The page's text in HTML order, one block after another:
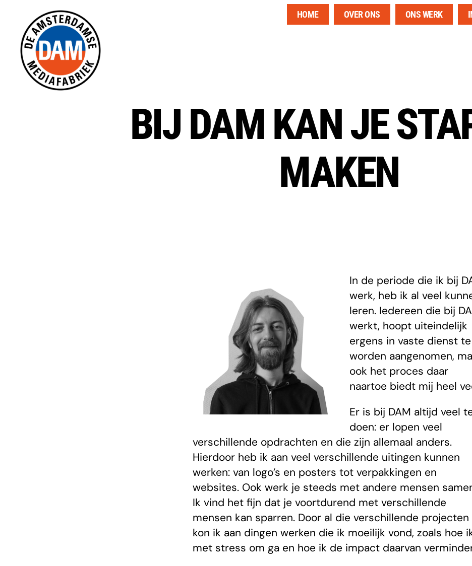
HOME OVER ONS ONS WERK
BIJ DAM KAN JE
MAKEN
In de periode die ik bij
werk, heb ik al veel
leren. Iedereen die bij
werkt, hoopt uiteindelijk
ergens in vaste dienst te
worden aangenomen,
ook het proces daar
naartoe biedt mij heel
Er is bij DAM altijd veel
doen: er lopen veel
verschillende opdrachten en die zijn allemaal anders.
Hierdoor heb ik aan veel verschillende uitingen kunnen
werken: van logo’s en posters tot verpakkingen en
websites. Ook werk je steeds met andere mensen
Ik vind het fijn dat je voortdurend met verschillende
mensen kan sparren. Door al die verschillende projecten
kon ik aan dingen werken die ik moeilijk vond, zoals hoe
met stress om ga en hoe ik de impact daarvan